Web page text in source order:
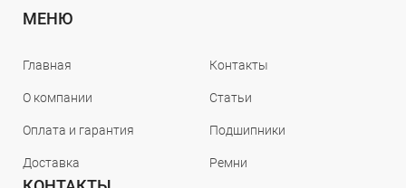
МЕНЮ
Главная
О компании
Оплата и гарантия
Доставка
Контакты
Статьи
Подшипники
Ремни